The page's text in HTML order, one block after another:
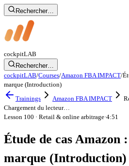
Rechercher…
cockpitLAB
Rechercher…
cockpitLAB/Courses/Amazon FBA IMPACT/
marque (Introduction)
Trainings
Amazon FBA IMPACT
Chargement du lecteur…
Lesson 100 · Retail & online arbitrage·4:51
Étude de cas Amazon
marque